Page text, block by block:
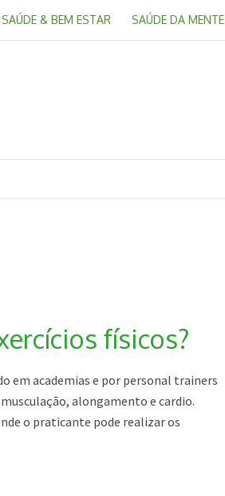
SAÚDE & BEM ESTAR SAÚDE DA MENTE
físicos?
em academias e por personal trainers
alongamento e cardio.
o praticante pode realizar os